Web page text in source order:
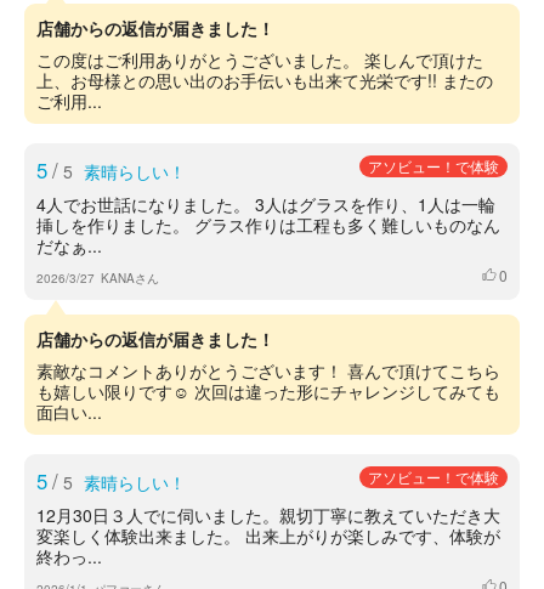
店舗からの返信が届きました！
この度はご利用ありがとうございました。 楽しんで頂けた
上、お母様との思い出のお手伝いも出来て光栄です!! またの
ご利用...
5/ 5 素晴らしい！ アソビュー！で体験
4人でお世話になりました。 3人はグラスを作り、1人は一輪
挿しを作りました。 グラス作りは工程も多く難しいものなん
だなぁ...
2026/3/27 KANAさん いいね
0
店舗からの返信が届きました！
素敵なコメントありがとうございます！ 喜んで頂けてこちら
も嬉しい限りです☺️ 次回は違った形にチャレンジしてみても
面白い...
5/ 5 素晴らしい！ アソビュー！で体験
12月30日３人でに伺いました。親切丁寧に教えていただき大
変楽しく体験出来ました。 出来上がりが楽しみです、体験が
終わっ...
いいね